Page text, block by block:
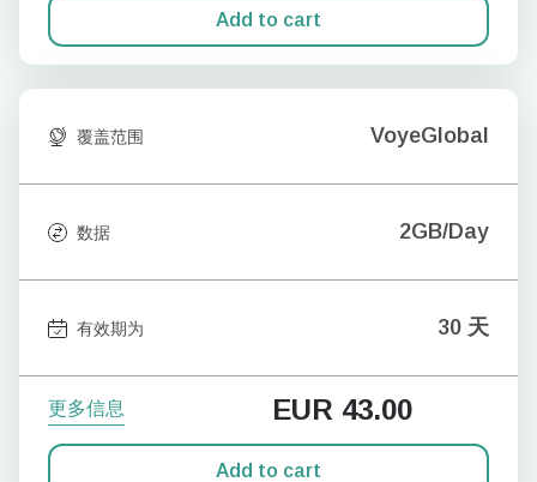
Add to cart
覆盖范围 VoyeGlobal
数据 2GB/Day
有效期为 30 天
更多信息 EUR 43.00
Add to cart